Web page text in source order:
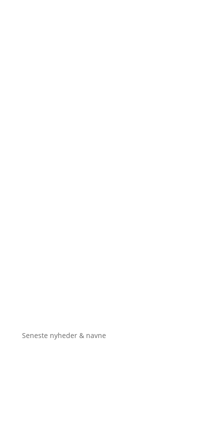
Seneste nyheder & navne